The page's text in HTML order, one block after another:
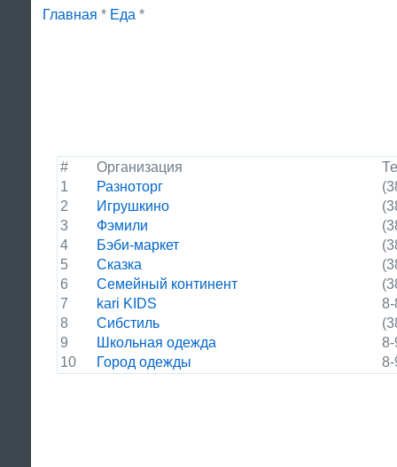
Главная * Еда *
# Организация
1
Разноторг
2
Игрушкино
3
Фэмили
4
Бэби-маркет
5
Сказка
6
Семейный континент
7
kari KIDS
8-
8
Сибстиль
9
Школьная одежда
8-
10
Город одежды 8-